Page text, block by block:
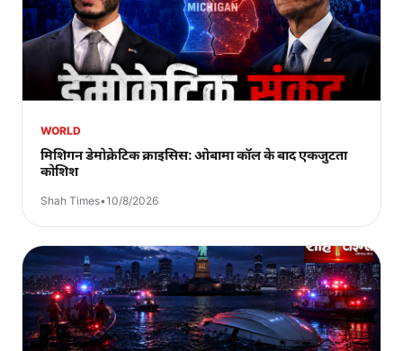
WORLD
मिशिगन डेमोक्रेटिक क्राइसिस: ओबामा कॉल के बाद एकजुटता
कोशिश
Shah Times•10/8/2026